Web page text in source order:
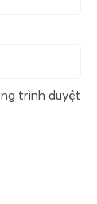
trình duyệt